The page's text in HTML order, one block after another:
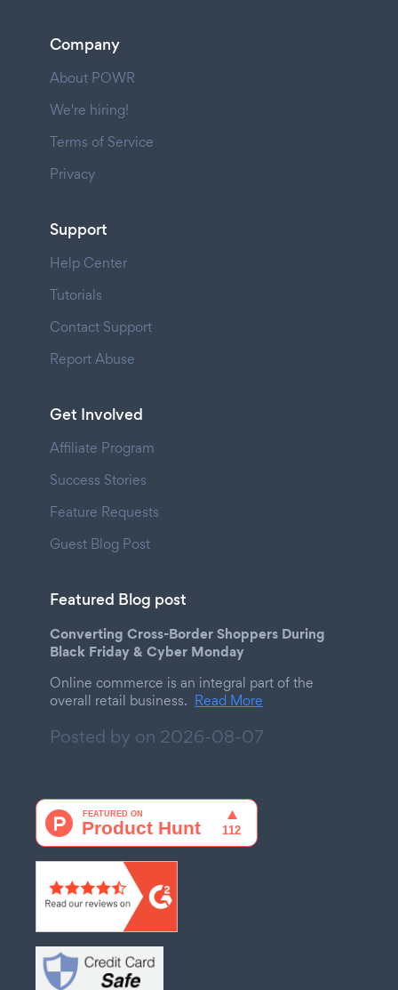
Company
About POWR
We're hiring!
Terms of Service
Privacy
Support
Help Center
Tutorials
Contact Support
Report Abuse
Get Involved
Affiliate Program
Success Stories
Feature Requests
Guest Blog Post
Featured Blog post
Converting Cross-Border Shoppers During
Black Friday & Cyber Monday
Online commerce is an integral part of the
overall retail business. Read More
Posted by on 2026-08-07